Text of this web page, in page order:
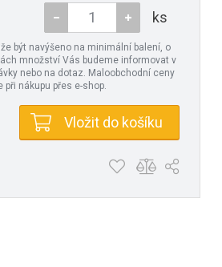
ks
být navýšeno na minimální balení, o
množství Vás budeme informovat v
nebo na dotaz. Maloobchodní ceny
nákupu přes e-shop.
Vložit do košíku